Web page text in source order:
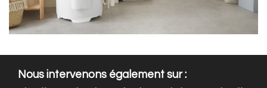
Nous intervenons également sur :